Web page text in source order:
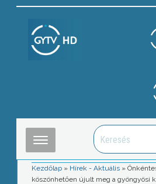
Kezdőlap » Hírek - Aktuális »
köszönhetően újult meg a gyöngyösi